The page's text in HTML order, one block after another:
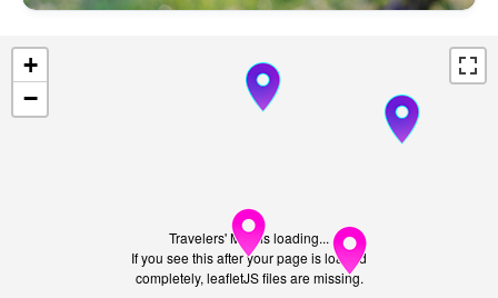
Travelers' Map is loading...
If you see this after your page is loaded
completely, leafletJS files are missing.
+
−